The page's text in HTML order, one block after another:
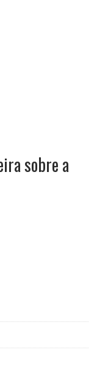
sobre a